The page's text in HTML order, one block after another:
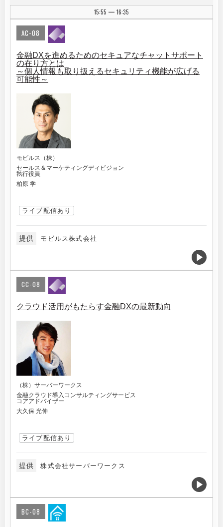
15:55 | 16:35
AC-08
金融DXを進めるためのセキュアなチャットサポート
の在り方とは
～個人情報も取り扱えるセキュリティ機能が広げる
可能性～
モビルス（株）
セールス＆マーケティングディビジョン
執行役員
柏原 学
ライブ配信あり
提供 モビルス株式会社
CC-08
クラウド活用がもたらす金融DXの最新動向
（株）サーバーワークス
金融クラウド導入コンサルティングサービス
コアアドバイザー
大久保 光伸
ライブ配信あり
提供 株式会社サーバーワークス
BC-08